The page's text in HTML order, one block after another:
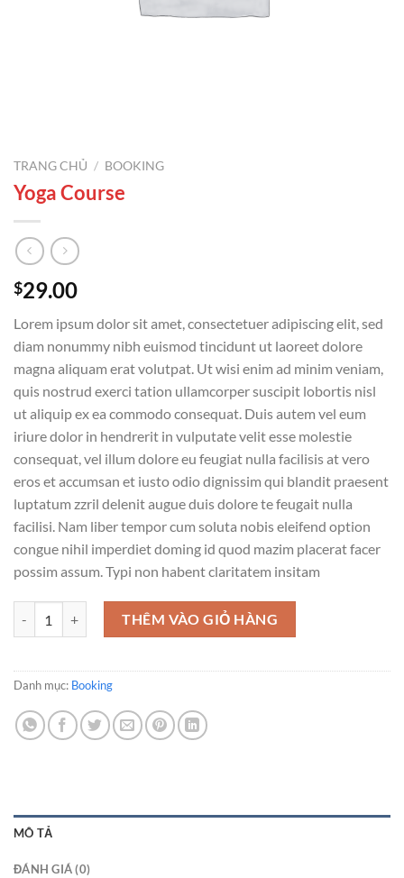
TRANG CHỦ / BOOKING
Yoga Course
$29.00
Lorem ipsum dolor sit amet, consectetuer adipiscing elit, sed
diam nonummy nibh euismod tincidunt ut laoreet dolore
magna aliquam erat volutpat. Ut wisi enim ad minim veniam,
quis nostrud exerci tation ullamcorper suscipit lobortis nisl
ut aliquip ex ea commodo consequat. Duis autem vel eum
iriure dolor in hendrerit in vulputate velit esse molestie
consequat, vel illum dolore eu feugiat nulla facilisis at vero
eros et accumsan et iusto odio dignissim qui blandit praesent
luptatum zzril delenit augue duis dolore te feugait nulla
facilisi. Nam liber tempor cum soluta nobis eleifend option
congue nihil imperdiet doming id quod mazim placerat facer
possim assum. Typi non habent claritatem insitam
THÊM VÀO GIỎ HÀNG
Danh mục: Booking
MÔ TẢ
ĐÁNH GIÁ (0)